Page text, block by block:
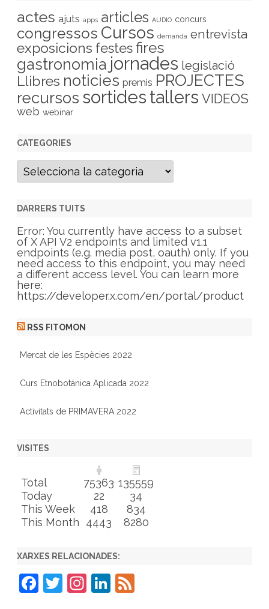
actes ajuts apps articles AUDIO concurs
congressos Cursos demanda entrevista
exposicions festesfires
gastronomia jornades legislació
Llibres noticies premis PROJECTES
recursos sortides tallers VIDEOS
web webinar
CATEGORIES
C
t
g
r
i
e
s
DARRERS TUITS
Error: You currently have access to a subset
of X API V2 endpoints and limited v1.1
endpoints (e.g. media post, oauth) only. If you
need access to this endpoint, you may need
a different access level. You can learn more
here:
https://developer.x.com/en/portal/product
RSS FITOMON
Mercat de les Espècies 2022
Curs Etnobotánica Aplicada 2022
Activitats de PRIMAVERA 2022
VISITES
Total 75363 135559
Today
22
34
This Week
418
834
This Month
4443 8280
XARXES RELACIONADES:
F
T
In Li